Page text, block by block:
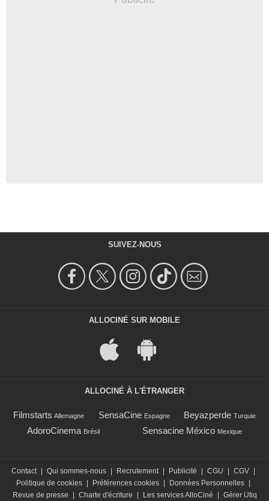
SUIVEZ-NOUS
ALLOCINÉ SUR MOBILE
ALLOCINÉ À L'ÉTRANGER
Filmstarts Allemagne SensaCine Espagne Beyazperde Turquie
AdoroCinema Brésil Sensacine México Mexique
Contact Qui sommes-nous Recrutement Publicité CGU CGV
Politique de cookies
Préférences cookies Données Personnelles
Revue de presse
Charte d'écriture Les services AlloCiné Gérer Utiq